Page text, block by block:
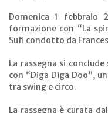
Domenica 1 febbraio
formazione con “La
Sufi condotto da
La rassegna si
con “Diga Diga Doo”,
tra swing e circo.
La rassegna è curata